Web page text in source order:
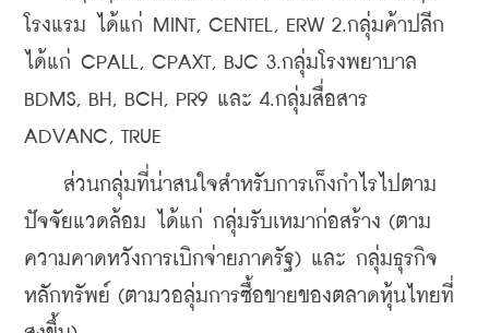
โรงแรม ได้แก่ MINT, CENTEL, ERW 2.กลุ่มค้าปลีก
ได้แก่ CPALL, CPAXT, BJC 3.กลุ่มโรงพยาบาล
BDMS, BH, BCH, PR9 และ 4.กลุ่มสื่อสาร
ADVANC, TRUE
ส่วนกลุ่มที่น่าสนใจสำหรับการเก็งกำไรไปตาม
ปัจจัยแวดล้อม ได้แก่ กลุ่มรับเหมาก่อสร้าง (ตาม
ความคาดหวังการเบิกจ่ายภาครัฐ) และ กลุ่มธุรกิจ
หลักทรัพย์ (ตามวอลุ่มการซื้อขายของตลาดหุ้นไทยที่